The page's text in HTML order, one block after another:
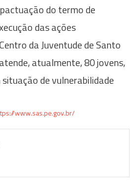
do termo de
das ações
da Juventude de Santo
atualmente, 80 jovens,
de vulnerabilidade
www.sas.pe.gov.br/